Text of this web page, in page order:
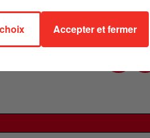
le public à une
Accepter et fermer